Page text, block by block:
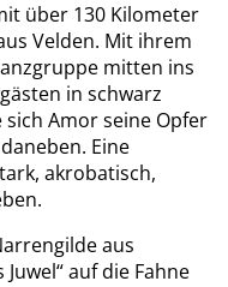
über 130 Kilometer
Velden. Mit ihrem
mitten ins
in schwarz
Amor seine Opfer
Eine
akrobatisch,
aus
auf die Fahne